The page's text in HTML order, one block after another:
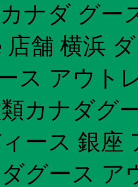
ナダ グー
店舗 横浜
ス アウト
カナダグ
ース 銀座
グース